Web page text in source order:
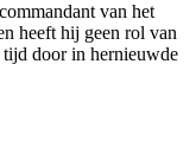
van het
heeft hij geen rol van
door in hernieuwde